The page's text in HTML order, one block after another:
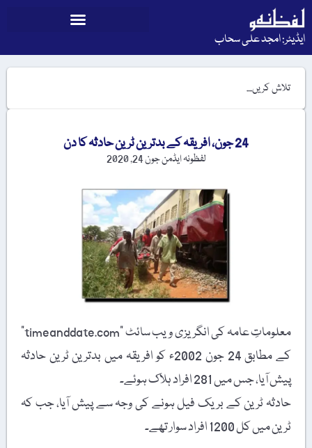
ایڈیٹر: امجد علی سحاب
24 جون، افریقہ کے بدترین ٹرین حادثہ کا دن
لفظونہ ایڈمنجون 24, 2020
معلوماتِ عامہ کی انگریزی ویب سائٹ "timeanddate.com”
کے مطابق 24 جون 2002ء کو افریقہ میں بدترین ٹرین حادثہ
پیش آیا، جس میں 281 افراد ہلاک ہوئے۔
حادثہ ٹرین کے بریک فیل ہونے کی وجہ سے پیش آیا، جب کہ
ٹرین میں کل 1200 افراد سوار تھے۔